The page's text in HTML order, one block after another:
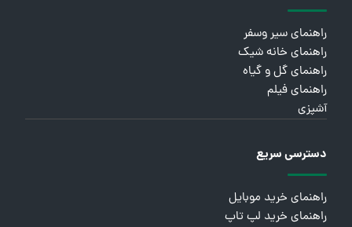
راهنمای سیر وسفر
راهنمای خانه شیک
راهنمای گل و گیاه
راهنمای فیلم
آشپزی
دسترسی سریع
راهنمای خرید موبایل
راهنمای خرید لپ تاپ